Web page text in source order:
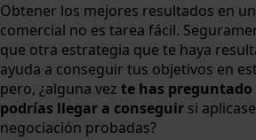
Obtener los mejores resultados en
comercial no es tarea fácil.
que otra estrategia que te haya
ayuda a conseguir tus objetivos en
pero, ¿alguna vez te has
podrías llegar a conseguir si
negociación probadas?